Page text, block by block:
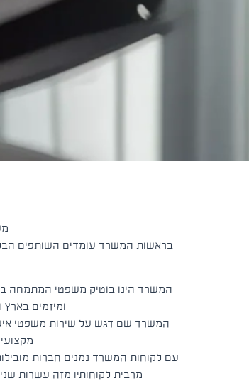
בראשות המשרד עומדים השותפים
המשרד הינו בוטיק משפטי המתמחה
ומיזמים בארץ
המשרד שם דגש על שירות משפטי
עם לקוחות המשרד נמנים חברות
מרבית לקוחותיו מזה עשרות